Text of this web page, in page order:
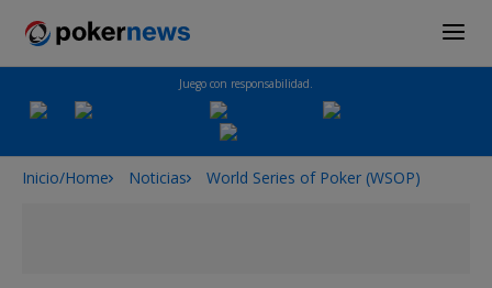
Juego con responsabilidad.
Inicio/Home Noticias World Series of Poker (WSOP)